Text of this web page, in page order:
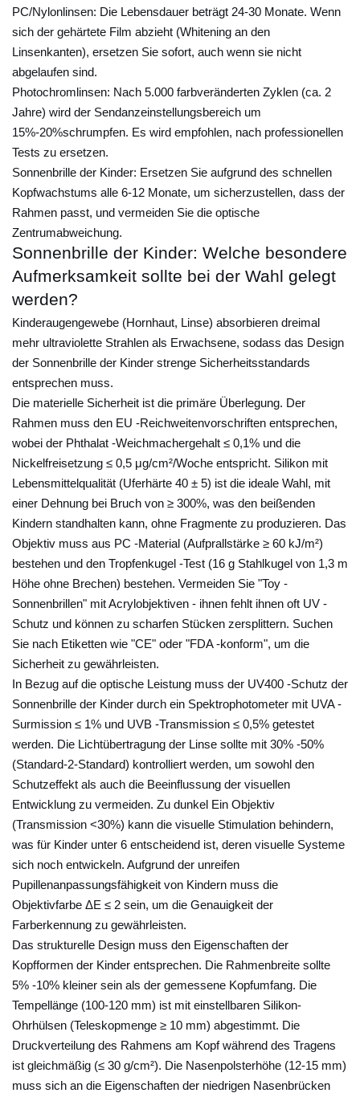
h
r
L
e
b
e
n
s
a
u
e
r
v
e
r
l
ä
n
g
e
r
n
?
4
.
1
r
g
ä
n
z
u
n
g
:
L
e
e
n
s
d
a
u
e
r
u
n
PC/Nylonlinsen: Die Lebensdauer beträgt 24-30 Monate. Wenn
sich der gehärtete Film abzieht (Whitening an den
Linsenkanten), ersetzen Sie sofort, auch wenn sie nicht
abgelaufen sind.
Photochromlinsen: Nach 5.000 farbveränderten Zyklen (ca. 2
Jahre) wird der Sendanzeinstellungsbereich um
15%-20%schrumpfen. Es wird empfohlen, nach professionellen
Tests zu ersetzen.
Sonnenbrille der Kinder: Ersetzen Sie aufgrund des schnellen
Kopfwachstums alle 6-12 Monate, um sicherzustellen, dass der
Rahmen passt, und vermeiden Sie die optische
Zentrumabweichung.
Sonnenbrille der Kinder: Welche besondere
Aufmerksamkeit sollte bei der Wahl gelegt
werden?
Kinderaugengewebe (Hornhaut, Linse) absorbieren dreimal
mehr ultraviolette Strahlen als Erwachsene, sodass das Design
der Sonnenbrille der Kinder strenge Sicherheitsstandards
entsprechen muss.
Die materielle Sicherheit ist die primäre Überlegung. Der
Rahmen muss den EU -Reichweitenvorschriften entsprechen,
wobei der Phthalat -Weichmachergehalt ≤ 0,1% und die
Nickelfreisetzung ≤ 0,5 μg/cm²/Woche entspricht. Silikon mit
Lebensmittelqualität (Uferhärte 40 ± 5) ist die ideale Wahl, mit
einer Dehnung bei Bruch von ≥ 300%, was den beißenden
Kindern standhalten kann, ohne Fragmente zu produzieren. Das
Objektiv muss aus PC -Material (Aufprallstärke ≥ 60 kJ/m²)
bestehen und den Tropfenkugel -Test (16 g Stahlkugel von 1,3 m
Höhe ohne Brechen) bestehen. Vermeiden Sie "Toy -
Sonnenbrillen" mit Acrylobjektiven - ihnen fehlt ihnen oft UV -
Schutz und können zu scharfen Stücken zersplittern. Suchen
Sie nach Etiketten wie "CE" oder "FDA -konform", um die
Sicherheit zu gewährleisten.
In Bezug auf die optische Leistung muss der UV400 -Schutz der
Sonnenbrille der Kinder durch ein Spektrophotometer mit UVA -
Surmission ≤ 1% und UVB -Transmission ≤ 0,5% getestet
werden. Die Lichtübertragung der Linse sollte mit 30% -50%
(Standard-2-Standard) kontrolliert werden, um sowohl den
Schutzeffekt als auch die Beeinflussung der visuellen
Entwicklung zu vermeiden. Zu dunkel Ein Objektiv
(Transmission <30%) kann die visuelle Stimulation behindern,
was für Kinder unter 6 entscheidend ist, deren visuelle Systeme
sich noch entwickeln. Aufgrund der unreifen
Pupillenanpassungsfähigkeit von Kindern muss die
Objektivfarbe ΔE ≤ 2 sein, um die Genauigkeit der
Farberkennung zu gewährleisten.
Das strukturelle Design muss den Eigenschaften der
Kopfformen der Kinder entsprechen. Die Rahmenbreite sollte
5% -10% kleiner sein als der gemessene Kopfumfang. Die
Tempellänge (100-120 mm) ist mit einstellbaren Silikon-
Ohrhülsen (Teleskopmenge ≥ 10 mm) abgestimmt. Die
Druckverteilung des Rahmens am Kopf während des Tragens
ist gleichmäßig (≤ 30 g/cm²). Die Nasenpolsterhöhe (12-15 mm)
muss sich an die Eigenschaften der niedrigen Nasenbrücken